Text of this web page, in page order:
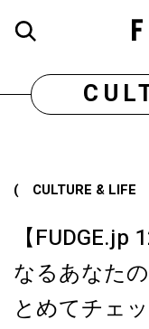
( CULTURE & LIFE
【
なるあなた
とめてチェ